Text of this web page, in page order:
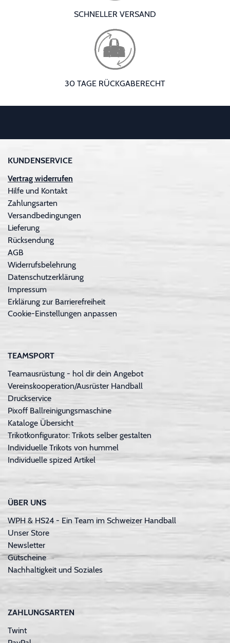
SCHNELLER VERSAND
30 TAGE RÜCKGABERECHT
KUNDENSERVICE
Vertrag widerrufen
Hilfe und Kontakt
Zahlungsarten
Versandbedingungen
Lieferung
Rücksendung
AGB
Widerrufsbelehrung
Datenschutzerklärung
Impressum
Erklärung zur Barrierefreiheit
Cookie-Einstellungen anpassen
TEAMSPORT
Teamausrüstung - hol dir dein Angebot
Vereinskooperation/Ausrüster Handball
Druckservice
Pixoff Ballreinigungsmaschine
Kataloge Übersicht
Trikotkonfigurator: Trikots selber gestalten
Individuelle Trikots von hummel
Individuelle spized Artikel
ÜBER UNS
WPH & HS24 - Ein Team im Schweizer Handball
Unser Store
Newsletter
Gutscheine
Nachhaltigkeit und Soziales
ZAHLUNGSARTEN
Twint